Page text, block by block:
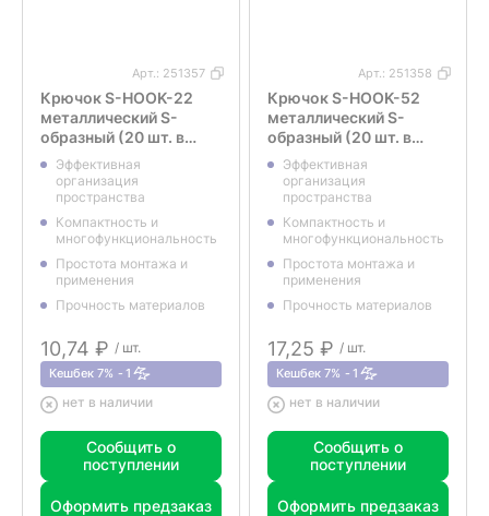
Арт.: 251357
Крючок S-HOOK-22
металлический S-
образный (20 шт. в
упаковке)
Эффективная
организация
пространcтва
Компактность и
многофункциональность
Простота монтажа и
применения
Прочность материалов
10,74 ₽ / шт.
Кешбек 7% 1
нет в наличии
Сообщить о
поступлении
Оформить предзаказ
Арт.: 251358
Крючок S-HOOK-52
металлический S-
образный (20 шт. в
упаковке)
Эффективная
организация
пространcтва
Компактность и
многофункциональность
Простота монтажа и
применения
Прочность материалов
17,25 ₽ / шт.
Кешбек 7% 1
нет в наличии
Сообщить о
поступлении
Оформить предзаказ